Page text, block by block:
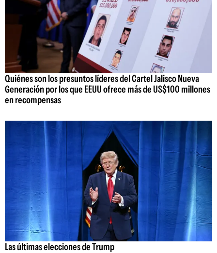
Quiénes son los presuntos líderes del Cartel Jalisco Nueva
Generación por los que EEUU ofrece más de US$100 millones
en recompensas
Las últimas elecciones de Trump